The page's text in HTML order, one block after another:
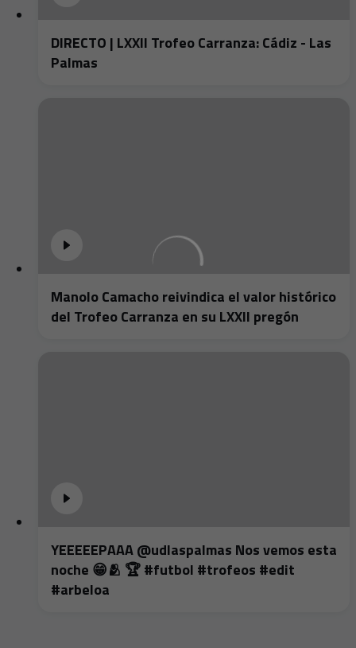
DIRECTO | LXXII Trofeo Carranza: Cádiz - Las
Palmas
Manolo Camacho reivindica el valor histórico
del Trofeo Carranza en su LXXII pregón
YEEEEEPAAA @udlaspalmas Nos vemos esta
noche 😁🫂 🏆 #futbol #trofeos #edit
#arbeloa